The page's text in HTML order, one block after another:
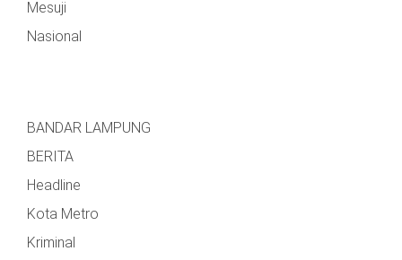
Mesuji
Nasional
BANDAR LAMPUNG
BERITA
Headline
Kota Metro
Kriminal